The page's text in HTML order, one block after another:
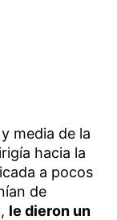
media de la
hacia la
a pocos
de
le dieron un